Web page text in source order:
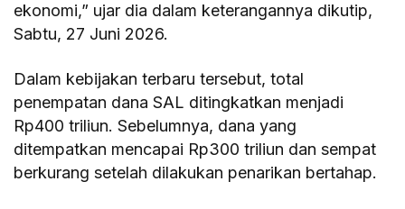
ekonomi,” ujar dia dalam keterangannya dikutip,
Sabtu, 27 Juni 2026.
Dalam kebijakan terbaru tersebut, total
penempatan dana SAL ditingkatkan menjadi
Rp400 triliun. Sebelumnya, dana yang
ditempatkan mencapai Rp300 triliun dan sempat
berkurang setelah dilakukan penarikan bertahap.